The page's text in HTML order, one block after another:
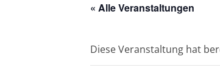
« Alle Veranstaltungen
Diese Veranstaltung hat